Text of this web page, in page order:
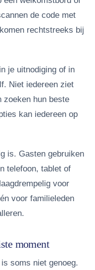
de code met
rechtstreeks bij
je uitnodiging of in
Niet iedereen ziet
zoeken hun beste
kan iedereen op
is. Gasten gebruiken
telefoon, tablet of
voor
voor familieleden
moment
soms niet genoeg.